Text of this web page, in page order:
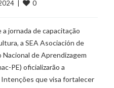
2024  |
0
jornada de capacitação
a SEA Asociación de
de Aprendizagem
PE) oficializarão a
que visa fortalecer